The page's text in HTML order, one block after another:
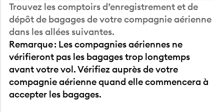
Trouvez les comptoirs d’enregistrement et de
dépôt de bagages de votre compagnie aérienne
dans les allées suivantes.
Remarque : Les compagnies aériennes ne
vérifieront pas les bagages trop longtemps
avant votre vol. Vérifiez auprès de votre
compagnie aérienne quand elle commencera à
accepter les bagages.